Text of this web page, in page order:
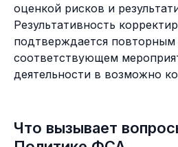
оценкой рисков и
Результативность
подтверждается повторным
соответствующем
деятельности в возможно
Что вызывает